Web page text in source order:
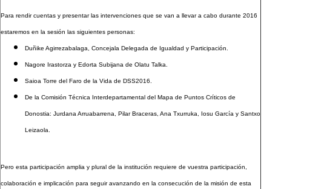
Para rendir cuentas y presentar las intervenciones que se van a llevar a cabo durante 2016
estaremos en la sesión las siguientes personas:
Duñike Agirrezabalaga, Concejala Delegada de Igualdad y Participación.
Nagore Irastorza y Edorta Subijana de Olatu Talka.
Saioa Torre del Faro de la Vida de DSS2016.
De la Comisión Técnica Interdepartamental del Mapa de Puntos Críticos de
Donostia: Jurdana Arruabarrena, Pilar Braceras, Ana Txurruka, Iosu García y Santxo
Leizaola.
Pero esta participación amplia y plural de la institución requiere de vuestra participación,
colaboración e implicación para seguir avanzando en la consecución de la misión de esta